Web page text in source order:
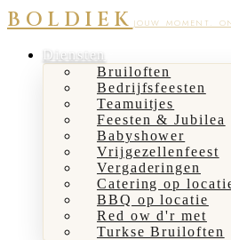
BOLDIEK JOUW MOMENT.
Diensten
Bruiloften
Bedrijfsfeesten
Teamuitjes
Feesten & Jubilea
Babyshower
Vrijgezellenfeest
Vergaderingen
Catering op
BBQ op locatie
Red ow d'r met
Turkse Bruiloften